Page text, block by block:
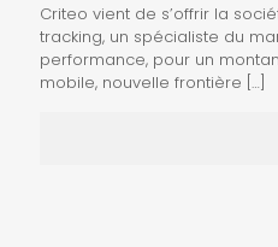
Criteo vient de s’offrir la
tracking, un spécialiste du
performance, pour un
mobile, nouvelle frontière […]